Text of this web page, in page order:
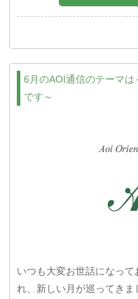
6月のAOI通信のテーマは
です～
いつも大変お世話になっ
れ、新しい月が巡ってき